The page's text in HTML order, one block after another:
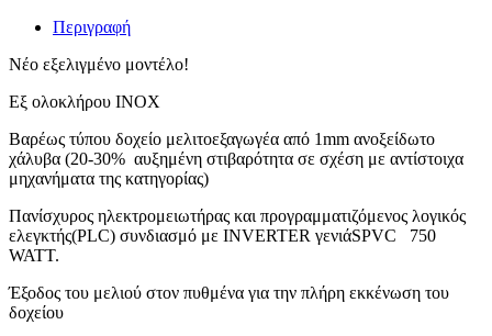
Περιγραφή
Νέο εξελιγμένο μοντέλο!
Εξ ολοκλήρου ΙΝΟΧ
Βαρέως τύπου δοχείο μελιτοεξαγωγέα από 1mm ανοξείδωτο
χάλυβα (20-30% αυξημένη στιβαρότητα σε σχέση με αντίστοιχα
μηχανήματα της κατηγορίας)
Πανίσχυρος ηλεκτρομειωτήρας και προγραμματιζόμενος λογικός
ελεγκτής(PLC) συνδιασμό με INVERTER γενιάSPVC 750
WATT.
Έξοδος του μελιού στον πυθμένα για την πλήρη εκκένωση του
δοχείου